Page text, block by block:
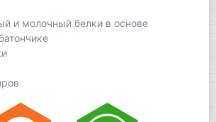
и молочный белки в основе